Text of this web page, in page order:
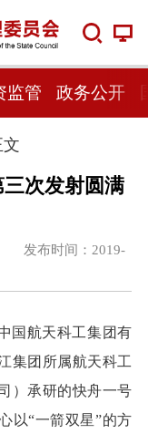
监管 政务公开
文
次发射圆满
发布时间：2019-
国航天科工集团有
集团所属航天科工
）承研的快舟一号
以“一箭双星”的方